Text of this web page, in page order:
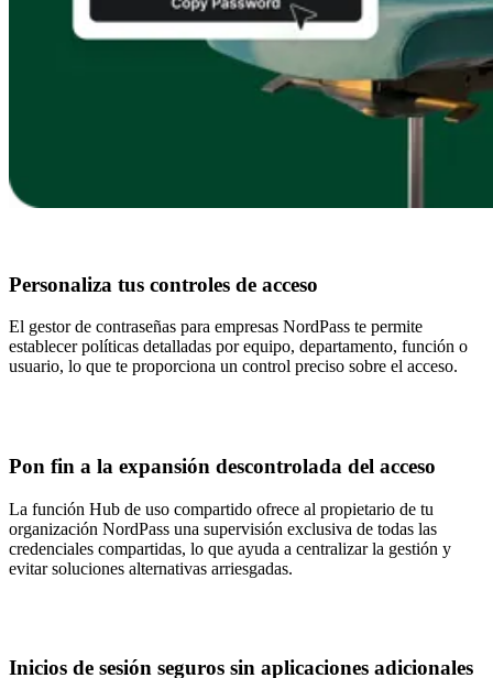
Personaliza tus controles de acceso
El gestor de contraseñas para empresas NordPass te permite
establecer políticas detalladas por equipo, departamento, función o
usuario, lo que te proporciona un control preciso sobre el acceso.
Pon fin a la expansión descontrolada del acceso
La función Hub de uso compartido ofrece al propietario de tu
organización NordPass una supervisión exclusiva de todas las
credenciales compartidas, lo que ayuda a centralizar la gestión y
evitar soluciones alternativas arriesgadas.
Inicios de sesión seguros sin aplicaciones adicionales